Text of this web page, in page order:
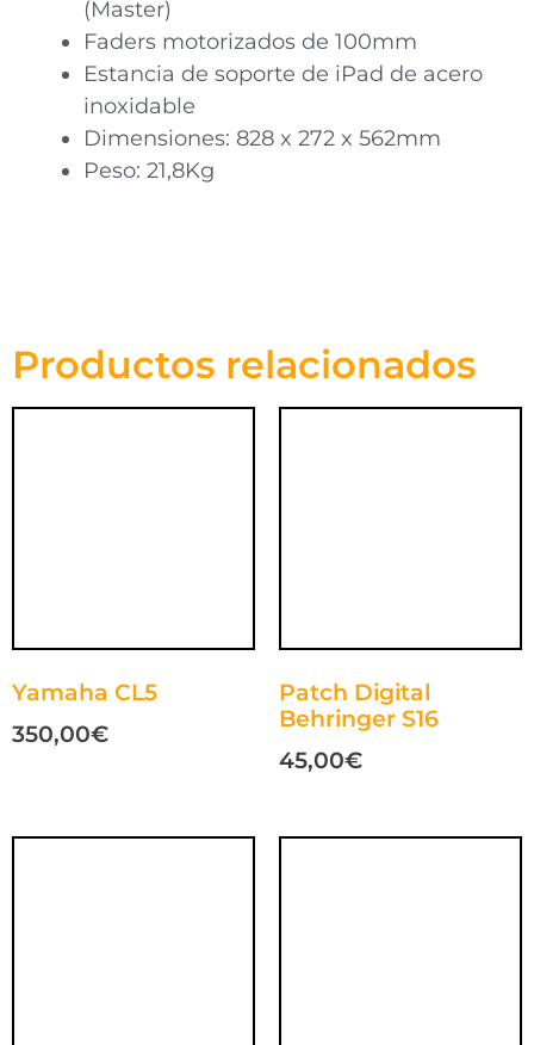
(Master)
Faders motorizados de 100mm
Estancia de soporte de iPad de acero
inoxidable
Dimensiones: 828 x 272 x 562mm
Peso: 21,8Kg
Productos relacionados
Yamaha CL5
350,00€
Patch Digital
Behringer S16
45,00€